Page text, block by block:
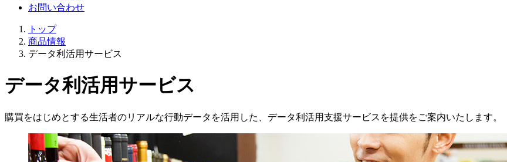
お問い合わせ
トップ
商品情報
データ利活用サービス
データ利活用サービス
購買をはじめとする生活者のリアルな行動データを活用した、データ利活用支援サービスを提供をご案内いたします。